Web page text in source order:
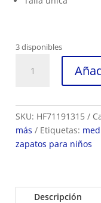
3 disponibles
para
niñas
blancas
cantidad
SKU: HF71191315
más
Etiquetas:
zapatos para niños
Descripción